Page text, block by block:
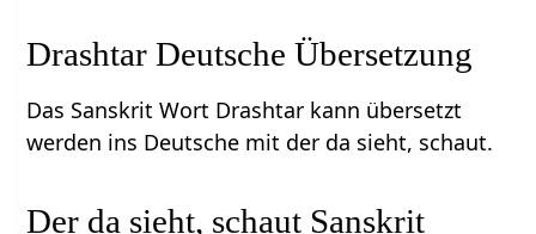
Drashtar Deutsche Übersetzung
Das Sanskrit Wort Drashtar kann übersetzt
werden ins Deutsche mit der da sieht, schaut.
Der da sieht, schaut Sanskrit